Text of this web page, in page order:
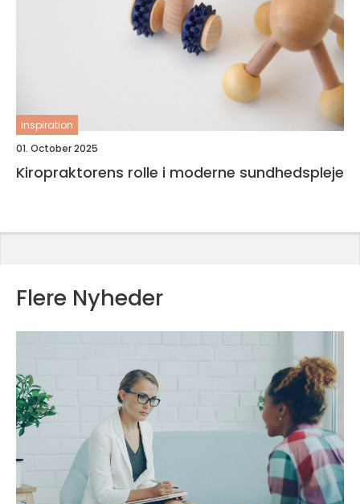
inspiration
01. October 2025
Kiropraktorens rolle i moderne sundhedspleje
Flere Nyheder